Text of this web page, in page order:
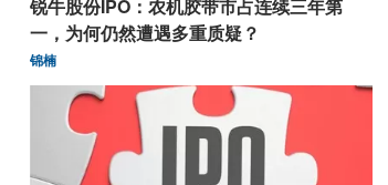
锐牛股份IPO：农机胶带市占连续三年第
一，为何仍然遭遇多重质疑？
锦楠